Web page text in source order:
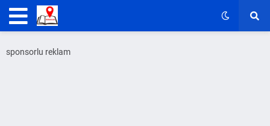
sponsorlu reklam